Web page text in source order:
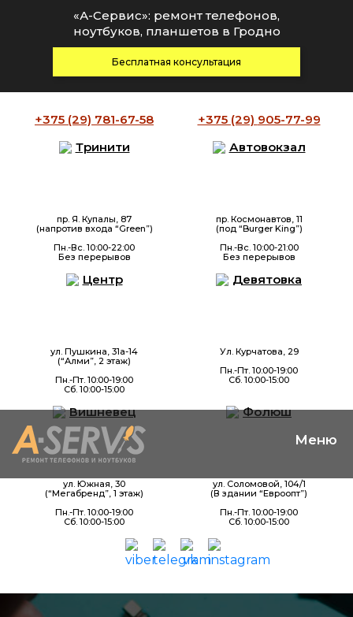
+375 (29) 781-67-58 +375 (29) 905-77-99
Тринити
пр. Я. Купалы, 87
(напротив входа “Green”)
Пн.-Вс. 10:00-22:00
Без перерывов
Автовокзал
пр. Космонавтов, 11
(под “Burger King”)
Пн.-Вс. 10:00-21:00
Без перерывов
Центр
ул. Пушкина, 31а-14
(“Алми”, 2 этаж)
Пн.-Пт. 10:00-19:00
Сб. 10:00-15:00
Девятовка
Ул. Курчатова, 29
Пн.-Пт. 10:00-19:00
Сб. 10:00-15:00
Вишневец
ул. Южная, 30
(“Мегабренд”, 1 этаж)
Пн.-Пт. 10:00-19:00
Сб. 10:00-15:00
Фолюш
ул. Соломовой, 104/1
(В здании “Евроопт”)
Пн.-Пт. 10:00-19:00
Сб. 10:00-15:00
«А-Сервис»: ремонт телефонов,
ноутбуков, планшетов в Гродно
Бесплатная консультация